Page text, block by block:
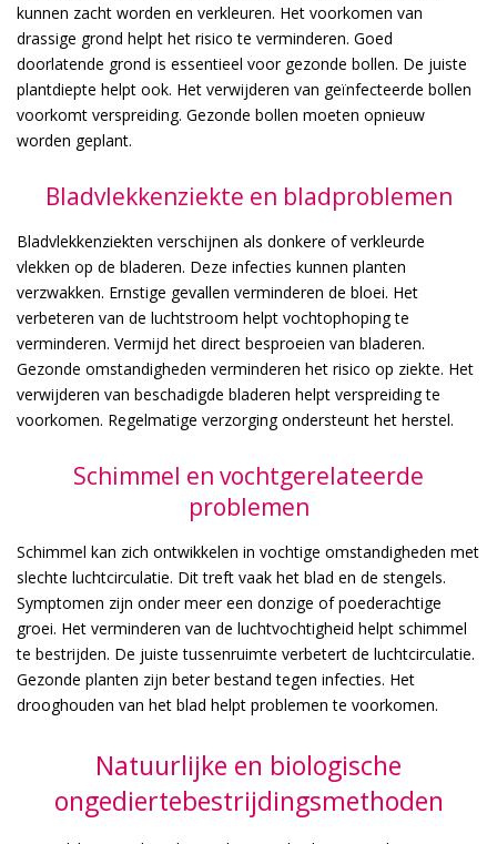
kunnen zacht worden en verkleuren. Het voorkomen van
drassige grond helpt het risico te verminderen. Goed
doorlatende grond is essentieel voor gezonde bollen. De juiste
plantdiepte helpt ook. Het verwijderen van geïnfecteerde bollen
voorkomt verspreiding. Gezonde bollen moeten opnieuw
worden geplant.
Bladvlekkenziekte en bladproblemen
Bladvlekkenziekten verschijnen als donkere of verkleurde
vlekken op de bladeren. Deze infecties kunnen planten
verzwakken. Ernstige gevallen verminderen de bloei. Het
verbeteren van de luchtstroom helpt vochtophoping te
verminderen. Vermijd het direct besproeien van bladeren.
Gezonde omstandigheden verminderen het risico op ziekte. Het
verwijderen van beschadigde bladeren helpt verspreiding te
voorkomen. Regelmatige verzorging ondersteunt het herstel.
Schimmel en vochtgerelateerde
problemen
Schimmel kan zich ontwikkelen in vochtige omstandigheden met
slechte luchtcirculatie. Dit treft vaak het blad en de stengels.
Symptomen zijn onder meer een donzige of poederachtige
groei. Het verminderen van de luchtvochtigheid helpt schimmel
te bestrijden. De juiste tussenruimte verbetert de luchtcirculatie.
Gezonde planten zijn beter bestand tegen infecties. Het
drooghouden van het blad helpt problemen te voorkomen.
Natuurlijke en biologische
ongediertebestrijdingsmethoden